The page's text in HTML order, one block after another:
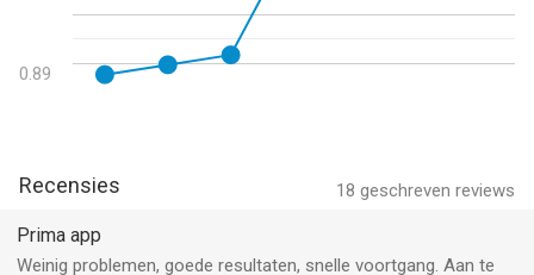
voor gebruikers met leeftijden vanaf
Informatie voor Foto Editoris het laatst vergeleken op 7 Aug
0.89
18 geschreven reviews
Recensies
Prima app
Weinig problemen, goede resultaten, snelle voortgang. Aan te